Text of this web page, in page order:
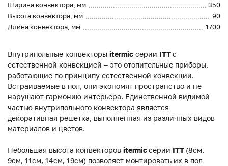
Ширина конвектора, мм
350
Высота конвектора, мм
90
Длина конвектора, мм
1700
Внутрипольные конвекторы itermic серии ITTс
естественной конвекцией – это отопительные приборы,
работающие по принципу естественной конвекции.
Встраиваемые в пол, они экономят пространство и не
нарушают гармонию интерьера. Единственной видимой
частью внутрипольного конвектора является
декоративная решетка, выполненная из различных видов
материалов и цветов.
Небольшая высота конвекторов itermicсерии ITT (8см,
9см, 11см, 14см, 19см) позволяет монтировать их в пол